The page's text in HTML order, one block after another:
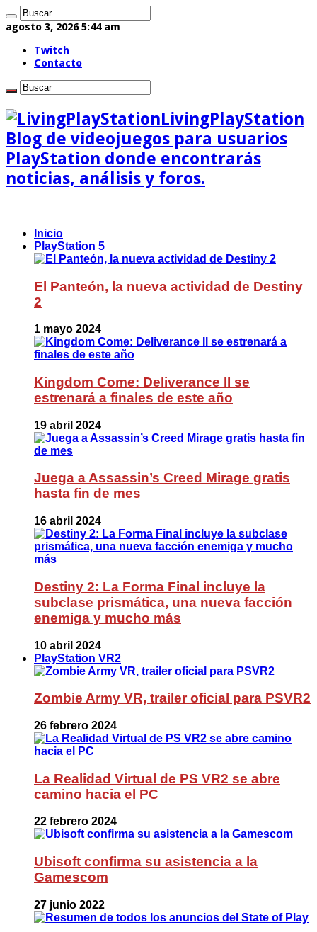
agosto 3, 2026 5:44 am
Twitch
Contacto
LivingPlayStation
Blog de videojuegos para usuarios
PlayStation donde encontrarás
noticias, análisis y foros.
Inicio
PlayStation 5
El Panteón, la nueva actividad de Destiny
2
1 mayo 2024
Kingdom Come: Deliverance II se
estrenará a finales de este año
19 abril 2024
Juega a Assassin’s Creed Mirage gratis
hasta fin de mes
16 abril 2024
Destiny 2: La Forma Final incluye la
subclase prismática, una nueva facción
enemiga y mucho más
10 abril 2024
PlayStation VR2
Zombie Army VR, trailer oficial para PSVR2
26 febrero 2024
La Realidad Virtual de PS VR2 se abre
camino hacia el PC
22 febrero 2024
Ubisoft confirma su asistencia a la
Gamescom
27 junio 2022